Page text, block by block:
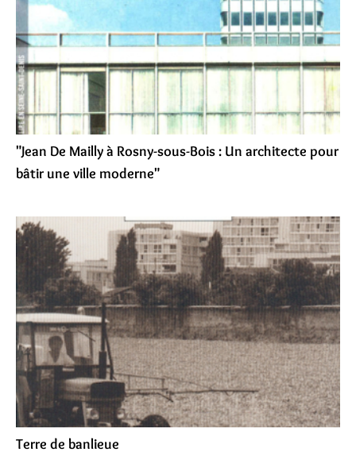
"Jean De Mailly à Rosny-sous-Bois : Un architecte pour
bâtir une ville moderne"
Terre de banlieue